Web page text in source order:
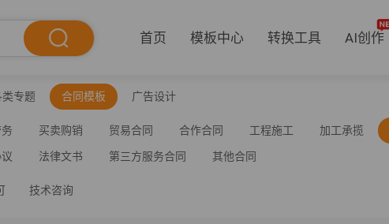
首页 模板中心 转换工具 AI创作
类专题 合同模板 广告设计
买卖购销 贸易合同 合作合同 工程施工 加工承揽
法律文书 第三方服务合同 其他合同
技术咨询